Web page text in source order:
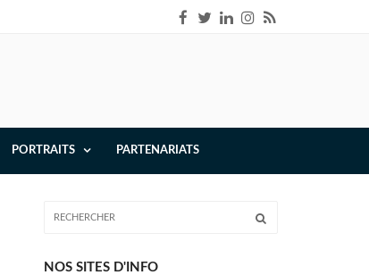
PORTRAITS PARTENARIATS
NOS SITES D'INFO